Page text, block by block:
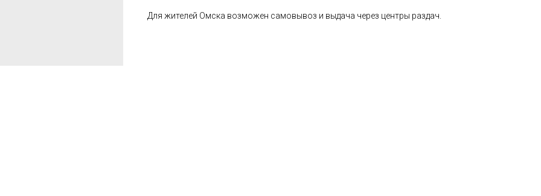
Для жителей Омска возможен самовывоз и выдача через центры раздач.